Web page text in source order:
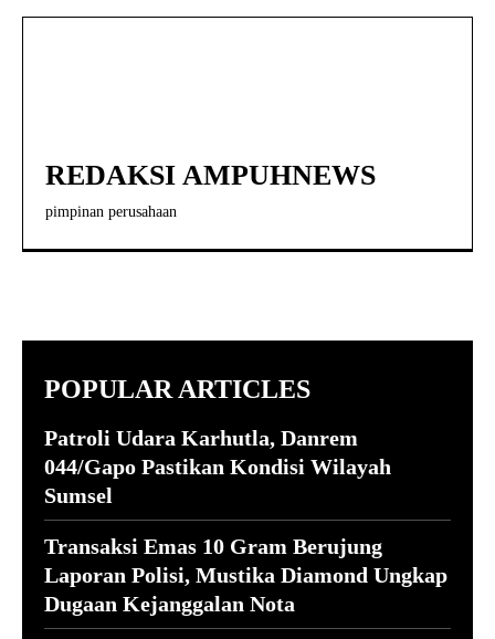
REDAKSI AMPUHNEWS
pimpinan perusahaan
POPULAR ARTICLES
Patroli Udara Karhutla, Danrem
044/Gapo Pastikan Kondisi Wilayah
Sumsel
Transaksi Emas 10 Gram Berujung
Laporan Polisi, Mustika Diamond Ungkap
Dugaan Kejanggalan Nota